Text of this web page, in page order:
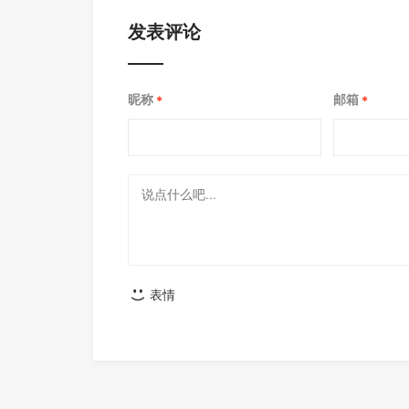
发表评论
昵称 * 邮箱 *
表情